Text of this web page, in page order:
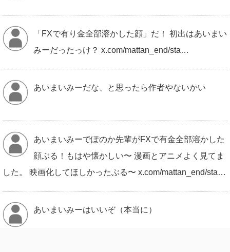
「FXで有り金全部溶かした顔」だ！ 初出はあいまい
みーだったっけ？ x.com/mattan_end/sta…
あいまいみーだな、と思ったら作者やないかい
あいまいみーでぽのか先輩がFXで有金全部溶かした
顔ぶる！もはや懐かしい〜 漫画とアニメよく見てま
した。 映画化してほしかったぶる〜 x.com/mattan_end/sta…
あいまいみーはいいぞ（本当に）